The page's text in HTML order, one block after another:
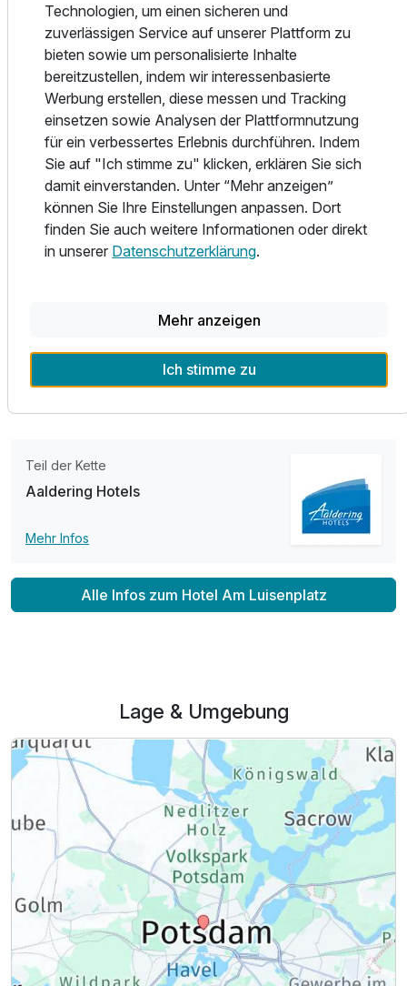
Das Hotel "Am Luisenplatz" verfügt über insgesamt 38
Palais- und Komfortzimmer, Appartements, Junior-Suiten
sowie Suiten. Der anspruchsvolle Gast wird sich in unseren
Luxus-Zimmern besonders wohlfühlen.
Der hohe Standard bietet eine geschmackvolle Einrichtung
mit vielen hübschen Details.
Frisch nach der Umgestaltung erwartet das Restaurant "El
Barón" unsere Gäste. Das Restaurant befindet sich direkt
in unserem Haus. Die junge, motivierte Crew verwöhnt sie
mit herzhaften Steaks und weiteren interessanten
Gerichten der argentinischen Küche. Sie mögen es lieber
Köstlichkeiten der österreichischen und deutschen Küche
Wir freuen uns auf Sie!
Teil der Kette
Aaldering Hotels
Mehr Infos
Alle Infos zum Hotel Am Luisenplatz
Lage & Umgebung
Technologien, um einen sicheren und
zuverlässigen Service auf unserer Plattform zu
bieten sowie um personalisierte Inhalte
bereitzustellen, indem wir interessenbasierte
Werbung erstellen, diese messen und Tracking
einsetzen sowie Analysen der Plattformnutzung
für ein verbessertes Erlebnis durchführen. Indem
Sie auf "Ich stimme zu" klicken, erklären Sie sich
damit einverstanden. Unter “Mehr anzeigen”
können Sie Ihre Einstellungen anpassen. Dort
finden Sie auch weitere Informationen oder direkt
in unserer Datenschutzerklärung.
Mehr anzeigen
Ich stimme zu